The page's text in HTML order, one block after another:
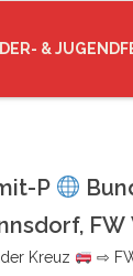
&
P
Kreuz
⇨